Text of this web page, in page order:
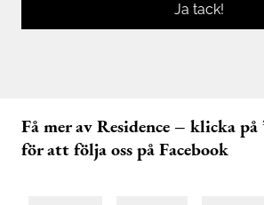
Ja tack!
Få mer av Residence – klicka på
för att följa oss på Facebook